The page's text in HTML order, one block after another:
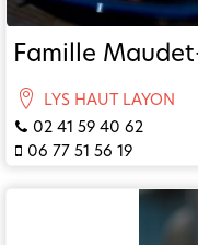
Famille
LYS HAUT LAYON
02 41 59 40 62
06 77 51 56 19